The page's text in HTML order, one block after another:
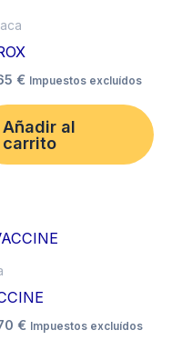
€ Impuestos excluídos
Añadir al
carrito
€ Impuestos excluídos